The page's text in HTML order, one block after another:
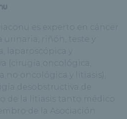
es experto en cáncer
urinaria, riñón, teste y
laparoscópica y
(cirugía oncológica,
no oncológica y litiasis);
desobstructiva de
de la litiasis tanto médico
de la Asociación